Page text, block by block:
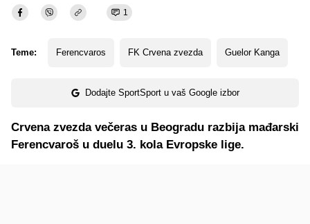
1
Teme: Ferencvaros FK Crvena zvezda Guelor Kanga
Dodajte SportSport u vaš Google izbor
Crvena zvezda večeras u Beogradu razbija mađarski
Ferencvaroš u duelu 3. kola Evropske lige.